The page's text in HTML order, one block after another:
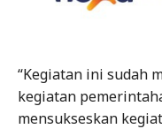
“Kegiatan ini sudah
kegiatan
mensukseskan